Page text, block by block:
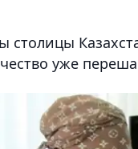
столицы
уже